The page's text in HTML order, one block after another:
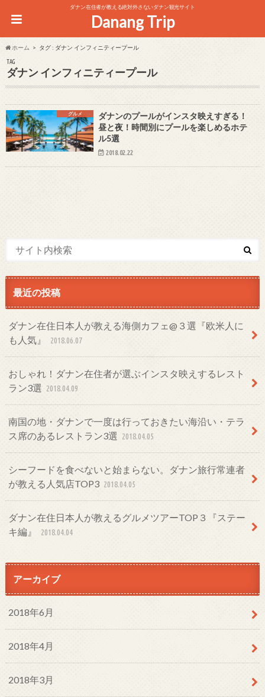
ダナン在住者が教える絶対外さないダナン観光サイト
Danang Trip
ホーム タグ : ダナン インフィニティープール
TAG
ダナン インフィニティープール
グルメ
ダナンのプールがインスタ映えすぎる！
昼と夜！時間別にプールを楽しめるホテ
ル5選
2018.02.22
最近の投稿
ダナン在住日本人が教える海側カフェ@３選『欧米人に
も人気』
2018.06.07
おしゃれ！ダナン在住者が選ぶインスタ映えするレスト
ラン3選 2018.04.09
南国の地・ダナンで一度は行っておきたい海沿い・テラ
ス席のあるレストラン3選 2018.04.05
シーフードを食べないと始まらない。ダナン旅行常連者
が教える人気店TOP3 2018.04.05
ダナン在住日本人が教えるグルメツアーTOP３『ステー
キ編』
2018.04.04
アーカイブ
2018年6月
2018年4月
2018年3月